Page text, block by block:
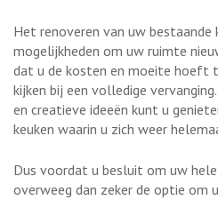
Het renoveren van uw
mogelijkheden om uw ruimte
dat u de kosten en moeite hoeft
kijken bij een volledige
en creatieve ideeën kunt u
keuken waarin u zich weer
Dus voordat u besluit om uw hele
overweeg dan zeker de optie om